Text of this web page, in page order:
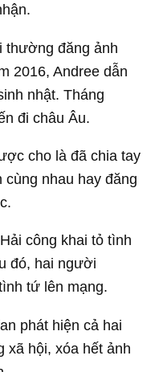
thường đăng ảnh
2016, Andree dẫn
nhật. Tháng
đi châu Âu.
cho là đã chia tay
cùng nhau hay đăng
công khai tỏ tình
đó, hai người
tứ lên mạng.
phát hiện cả hai
xã hội, xóa hết ảnh